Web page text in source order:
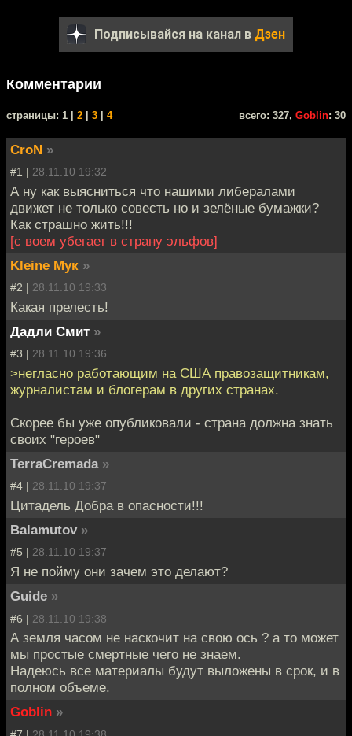
Подписывайся на канал в Дзен
Комментарии
cтраницы: 1 | 2 3 4 всего: 327, Goblin: 30
CroN »
#1 | 28.11.10 19:32
А ну как выясниться что нашими либералами
движет не только совесть но и зелёные бумажки?
Как страшно жить!!!
[с воем убегает в страну эльфов]
Kleine Мук »
#2 | 28.11.10 19:33
Какая прелесть!
Дадли Смит »
#3 | 28.11.10 19:36
>негласно работающим на США правозащитникам,
журналистам и блогерам в других странах.
Скорее бы уже опубликовали - страна должна знать
своих "героев"
TerraCremada »
#4 | 28.11.10 19:37
Цитадель Добра в опасности!!!
Balamutov »
#5 | 28.11.10 19:37
Я не пойму они зачем это делают?
Guide »
#6 | 28.11.10 19:38
А земля часом не наскочит на свою ось ? а то может
мы простые смертные чего не знаем.
Надеюсь все материалы будут выложены в срок, и в
полном объеме.
Goblin »